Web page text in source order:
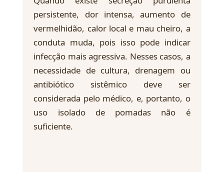
persistente, dor intensa, aumento de
vermelhidão, calor local e mau cheiro, a
conduta muda, pois isso pode indicar
infecção mais agressiva. Nesses casos, a
necessidade de cultura, drenagem ou
antibiótico sistêmico deve ser
considerada pelo médico, e, portanto, o
uso isolado de pomadas não é
suficiente.